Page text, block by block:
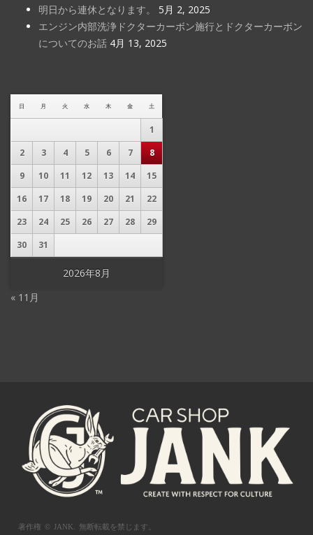
明日から連休となります。
5月 2, 2025
エンジン内部洗浄ドクターカーボン施行とドクターカーボン
についてのお話 4月 13, 2025
2026年8月
日 月 火 水 木 金 土
1
2
3 4 5 6 7
8
9
10 11 12 13 14
15
16
17 18 19 20 21
22
23
24 25 26 27 28
29
30
31
« 11月
著作権 © JANK. 無断転載を禁じます。